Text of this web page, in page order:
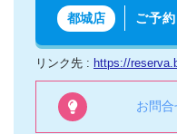
都城店 ご予
リンク先 : https://
お問